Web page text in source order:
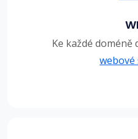
Ke každé